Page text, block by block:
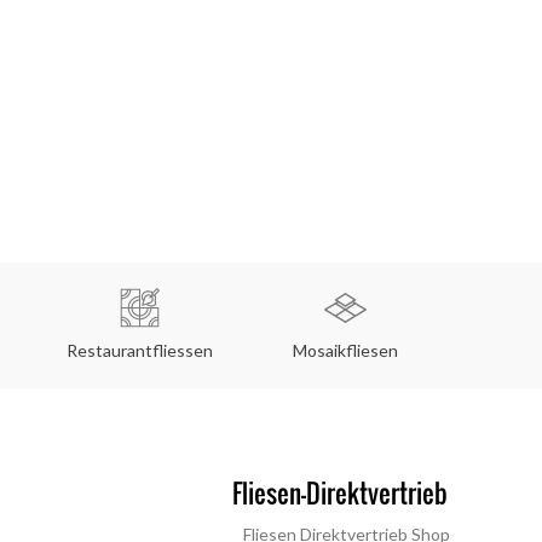
Restaurantfliessen Mosaikfliesen
Fliesen Direktvertrieb Shop